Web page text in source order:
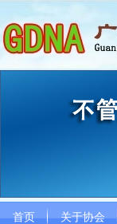
首页 关于协会